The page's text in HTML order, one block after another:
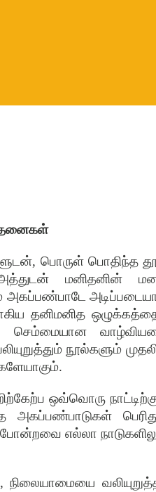
, பொருள் பொதிந்த
மனிதனின்
அகப்பண்பாடே
தனிமனித
செம்மையான
நூல்களும்
.
ஒவ்வொரு
அகப்பண்பாடுகள்
போன்றவை எல்லா
,நிலையாமையை